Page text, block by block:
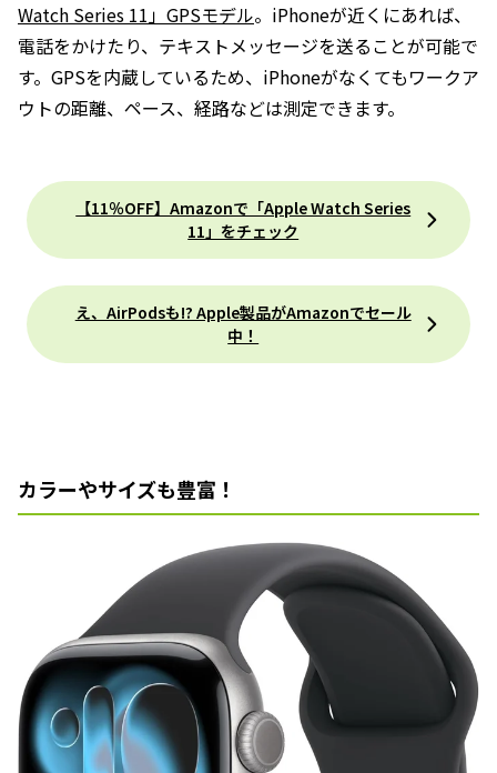
Watch Series 11」GPSモデル。iPhoneが近くにあれば、
電話をかけたり、テキストメッセージを送ることが可能で
す。GPSを内蔵しているため、iPhoneがなくてもワークア
ウトの距離、ペース、経路などは測定できます。
【11％OFF】Amazonで「Apple Watch Series
11」をチェック
え、AirPodsも!? Apple製品がAmazonでセール
中！
カラーやサイズも豊富！